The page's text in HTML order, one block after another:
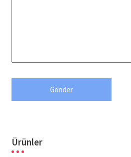
Ürünler